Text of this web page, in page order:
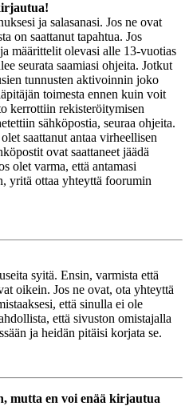
ja salasanasi. Jos ne ovat
on saattanut tapahtua. Jos
määrittelit olevasi alle 13-vuotias
seurata saamiasi ohjeita. Jotkut
tunnusten aktivoinnin joko
toimesta ennen kuin voit
kerrottiin rekisteröitymisen
sähköpostia, seuraa ohjeita.
saattanut antaa virheellisen
ovat saattaneet jäädä
olet varma, että antamasi
yritä ottaa yhteyttä foorumin
syitä. Ensin, varmista että
oikein. Jos ne ovat, ota yhteyttä
että sinulla ei ole
että sivuston omistajalla
ja heidän pitäisi korjata se.
mutta en voi enää kirjautua